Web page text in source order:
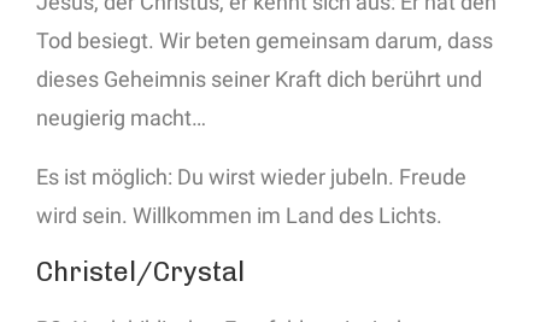
Tod besiegt. Wir beten gemeinsam darum, dass
dieses Geheimnis seiner Kraft dich berührt und
neugierig macht…
Es ist möglich: Du wirst wieder jubeln. Freude
wird sein. Willkommen im Land des Lichts.
Christel/Crystal